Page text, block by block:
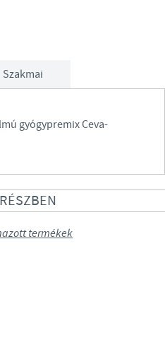
Szakmai
gyógypremix Ceva-
termékek